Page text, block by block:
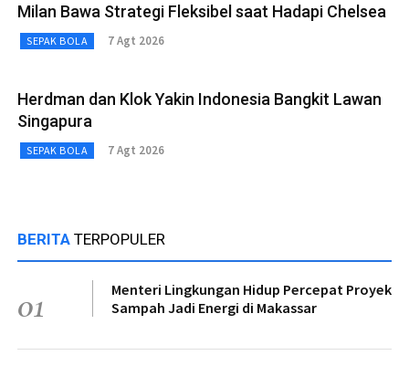
Milan Bawa Strategi Fleksibel saat Hadapi Chelsea
SEPAK BOLA 7 Agt 2026
Herdman dan Klok Yakin Indonesia Bangkit Lawan
Singapura
SEPAK BOLA 7 Agt 2026
BERITA TERPOPULER
01
Menteri Lingkungan Hidup Percepat Proyek
Sampah Jadi Energi di Makassar